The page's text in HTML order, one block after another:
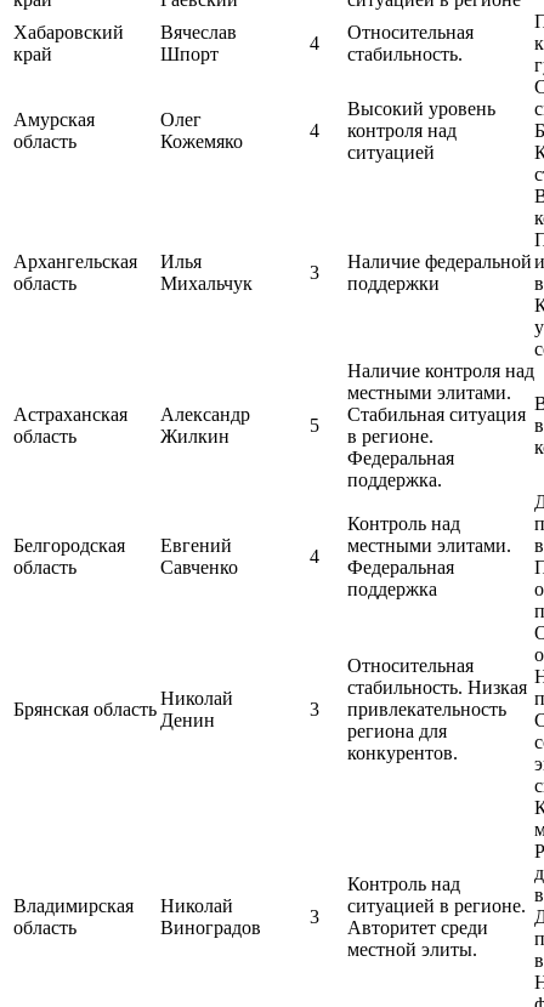
Хабаровский
край
Вячеслав
Шпорт
4
Относительная
стабильность.
Амурская
область
Олег
Кожемяко
4
Высокий уровень
контроля над
ситуацией
Архангельская
область
Илья
Михальчук
3
Наличие федеральной
поддержки
Астраханская
область
Александр
Жилкин
5
Наличие контроля над
местными элитами.
Стабильная ситуация
в регионе.
Федеральная
поддержка.
Белгородская
область
Евгений
Савченко
4
Контроль над
местными элитами.
Федеральная
поддержка
Брянская область
Николай
Денин
3
Относительная
стабильность. Низкая
привлекательность
региона для
конкурентов.
Владимирская
область
Николай
Виноградов
3
Контроль над
ситуацией в регионе.
Авторитет среди
местной элиты.